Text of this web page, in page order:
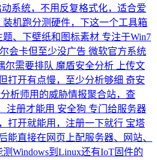
系统，不用反复格式化，适合爱
装机跑分测硬件，下这一个工具箱
题、下壁纸和图标素材 专注于Win7
会卡但至少没广告 微软官方系统
尔需要排队 魔盾安全分析 上传文
打开有点慢，至少分析够细 奇安
析师用的威胁情报聚合站，查
注册才能用 安全狗 专门给服务器
打开就能用，注册一下就行 宝塔
能直接在网页上配服务器、网站、
测Windows到Linux还有IoT固件的